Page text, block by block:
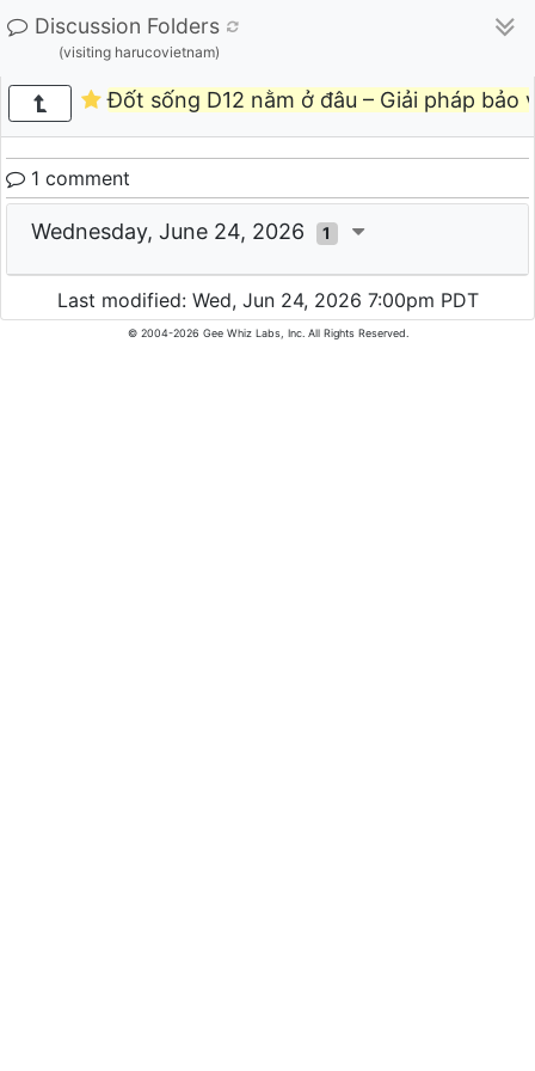
Discussion Folders
(visiting harucovietnam)
Đốt sống D12 nằm ở đâu – Giải pháp bảo
1 comment
Wednesday, June 24, 2026 1
Last modified: Wed, Jun 24, 2026 7:00pm PDT
© 2004-2026 Gee Whiz Labs, Inc. All Rights Reserved.